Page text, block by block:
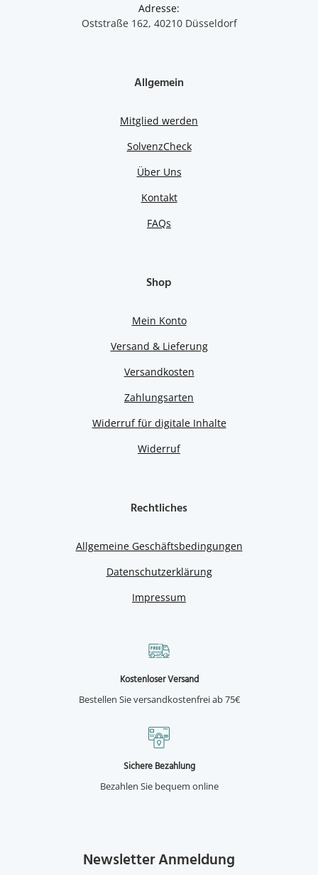
Adresse:
Oststraße 162, 40210 Düsseldorf
Allgemein
Mitglied werden
SolvenzCheck
Über Uns
Kontakt
FAQs
Shop
Mein Konto
Versand & Lieferung
Versandkosten
Zahlungsarten
Widerruf für digitale Inhalte
Widerruf
Rechtliches
Allgemeine Geschäftsbedingungen
Datenschutzerklärung
Impressum
Kostenloser Versand
Bestellen Sie versandkostenfrei ab 75€
Sichere Bezahlung
Bezahlen Sie bequem online
Newsletter Anmeldung